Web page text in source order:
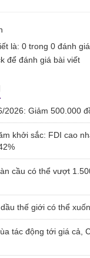
là: 0 trong 0 đánh giá
để đánh giá bài viết
2026: Giảm 500.000
khởi sắc: FDI cao
cầu có thể vượt
thế giới có thể
tác động tới giá cả,